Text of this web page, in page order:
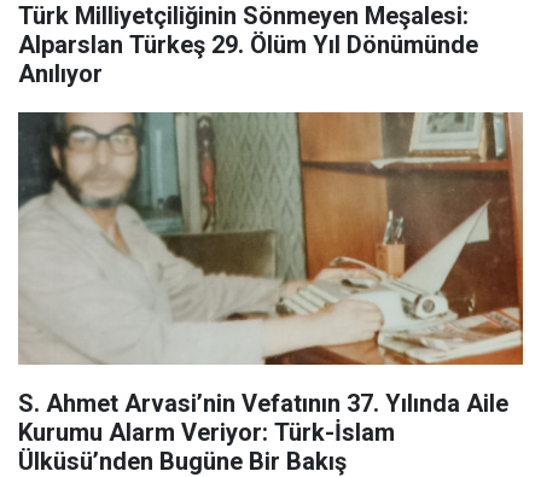
Türk Milliyetçiliğinin Sönmeyen Meşalesi:
Alparslan Türkeş 29. Ölüm Yıl Dönümünde
Anılıyor
S. Ahmet Arvasi’nin Vefatının 37. Yılında Aile
Kurumu Alarm Veriyor: Türk-İslam
Ülküsü’nden Bugüne Bir Bakış